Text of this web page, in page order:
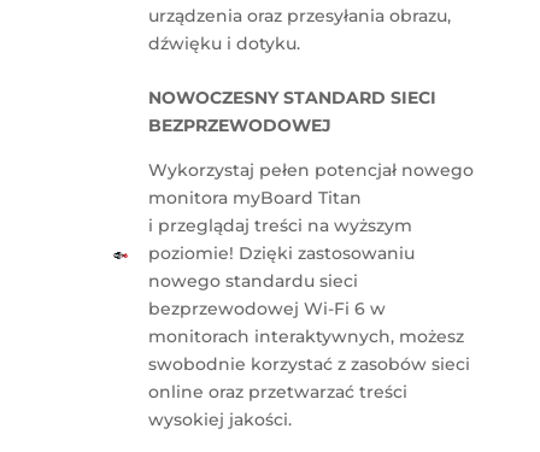
urządzenia oraz przesyłania obrazu,
dźwięku i dotyku.
NOWOCZESNY STANDARD SIECI
BEZPRZEWODOWEJ
Wykorzystaj pełen potencjał nowego
monitora myBoard Titan
i przeglądaj treści na wyższym
poziomie! Dzięki zastosowaniu
nowego standardu sieci
bezprzewodowej Wi-Fi 6 w
monitorach interaktywnych, możesz
swobodnie korzystać z zasobów sieci
online oraz przetwarzać treści
wysokiej jakości.